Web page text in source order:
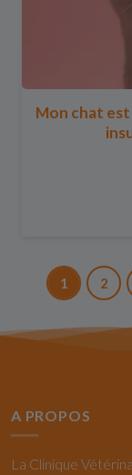
Mon chat
1 2
A PROPOS
La Clinique